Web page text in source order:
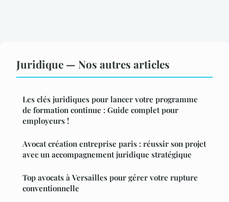
Juridique — Nos autres articles
Les clés juridiques pour lancer votre programme
de formation continue : Guide complet pour
employeurs !
Avocat création entreprise paris : réussir son projet
avec un accompagnement juridique stratégique
Top avocats à Versailles pour gérer votre rupture
conventionnelle